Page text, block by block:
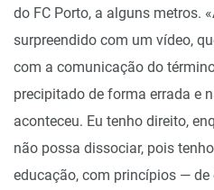
do FC Porto, a alguns metros.
surpreendido com um vídeo,
com a comunicação do
precipitado de forma errada e
aconteceu. Eu tenho direito,
não possa dissociar, pois
educação, com princípios —